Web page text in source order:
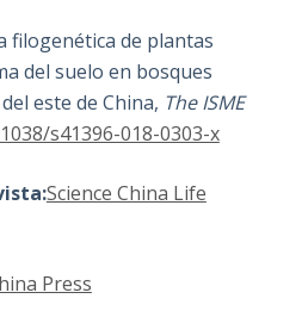
filogenética de plantas
del suelo en bosques
este de China, The ISME
s41396-018-0303-x
Science China Life
Press